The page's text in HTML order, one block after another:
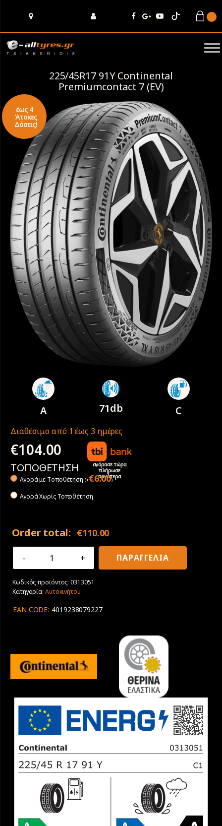
225/45R17 91Y Continental
Premiumcontact 7 (EV)
έως 4
Άτοκες
Δόσεις!
A 71db C
Διαθέσιμο από 1 έως 3 ημέρες
€104.00
αγόρασε τώρα
πλήρωσε
αργότερα
ΤΟΠΟΘΕΤΗΣΗ
Αγορά με Tοποθέτηση (+€6.00)
Αγορά Χωρίς Τοποθέτηση
Order total: €110.00
225/45R17
Premiumcontact
7
ποσότητα
ΠΑΡΑΓΓΕΛΙΑ
Κωδικός προϊόντος:0313051
Κατηγορία: Αυτοκινήτου
EAN CODE: 4019238079227